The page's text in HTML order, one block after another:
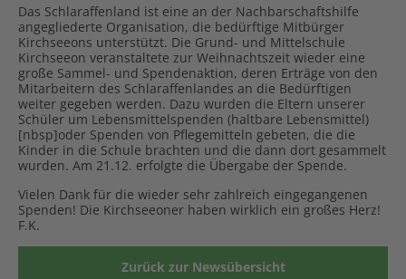
Das Schlaraffenland ist eine an der Nachbarschaftshilfe
angegliederte Organisation, die bedürftige Mitbürger
Kirchseeons unterstützt. Die Grund- und Mittelschule
Kirchseeon veranstaltete zur Weihnachtszeit wieder eine
große Sammel- und Spendenaktion, deren Erträge von den
Mitarbeitern des Schlaraffenlandes an die Bedürftigen
weiter gegeben werden. Dazu wurden die Eltern unserer
Schüler um Lebensmittelspenden (haltbare Lebensmittel)
[nbsp]oder Spenden von Pflegemitteln gebeten, die die
Kinder in die Schule brachten und die dann dort gesammelt
wurden. Am 21.12. erfolgte die Übergabe der Spende.
Vielen Dank für die wieder sehr zahlreich eingegangenen
Spenden! Die Kirchseeoner haben wirklich ein großes Herz!
F.K.
Zurück zur Newsübersicht